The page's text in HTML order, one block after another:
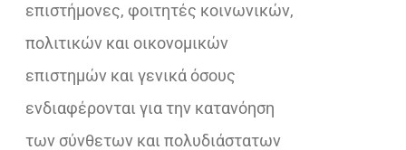
επιστήμονες, φοιτητές κοινωνικών,
πολιτικών και οικονομικών
επιστημών και γενικά όσους
ενδιαφέρονται για την κατανόηση
των σύνθετων και πολυδιάστατων